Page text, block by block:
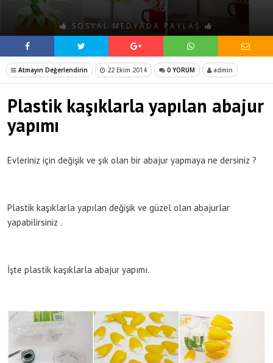
SOSYAL MEDYADA PAYLAŞ
Atmayın Değerlendirin 22 Ekim 2014 0 YORUM admin
Plastik kaşıklarla yapılan abajur
yapımı
Evleriniz için değişik ve şık olan bir abajur yapmaya ne dersiniz ?
Plastik kaşıklarla yapılan değişik ve güzel olan abajurlar
yapabilirsiniz .
İşte plastik kaşıklarla abajur yapımı.